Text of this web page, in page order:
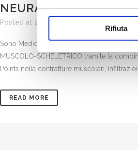
Rifiuta
NEURALTERAPIA
Posted at 20:31h
Sono Medico specialista in Ortopedia e
MUSCOLO-SCHELETRICO tramite la
Points nella contratture muscolari,
READ MORE